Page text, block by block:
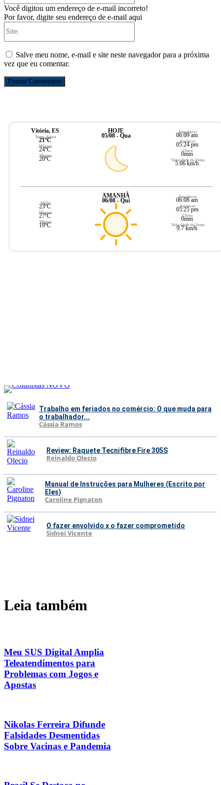
Você digitou um endereço de e-mail incorreto!
Por favor, digite seu endereço de e-mail aqui
Salve meu nome, e-mail e site neste navegador para a próxima
vez que eu comentar.
Vitória, ES
Temp. Agora
21ºC
Máxima
24ºC
Mínima
20ºC
HOJE
05/08 - Qua
Amanhecer
06:09 am
Anoitecer
05:24 pm
Chuva
0mm
Velocidade do Vento
5.06 km/h
Média
23ºC
Máxima
27ºC
Mínima
19ºC
AMANHÃ
06/08 - Qui
Amanhecer
06:08 am
Anoitecer
05:25 pm
Chuva
0mm
Velocidade do Vento
9.7 km/h
Trabalho em feriados no comércio: O que muda para
o trabalhador...
Cássia Ramos
Review: Raquete Tecnifibre Fire 305S
Reinaldo Olecio
Manual de Instruções para Mulheres (Escrito por
Eles)
Caroline Pignaton
O fazer envolvido x o fazer comprometido
Sidnei Vicente
Leia também
Meu SUS Digital Amplia
Teleatendimentos para
Problemas com Jogos e
Apostas
Nikolas Ferreira Difunde
Falsidades Desmentidas
Sobre Vacinas e Pandemia